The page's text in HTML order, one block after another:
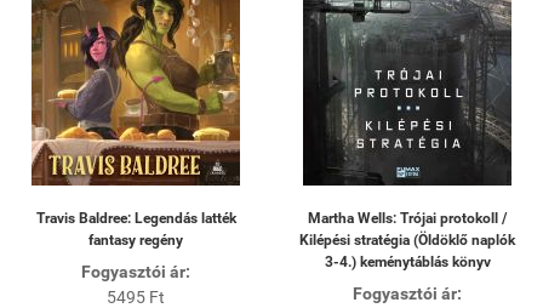
Travis Baldree: Legendás latték
fantasy regény
Fogyasztói ár:
5495 Ft
Martha Wells: Trójai protokoll /
Kilépési stratégia (Öldöklő naplók
3-4.) keménytáblás könyv
Fogyasztói ár: